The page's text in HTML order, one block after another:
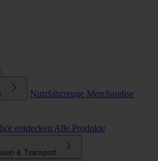
Nutzfahrzeuge Merchandise
entdecken Alle Produkte
& Transport